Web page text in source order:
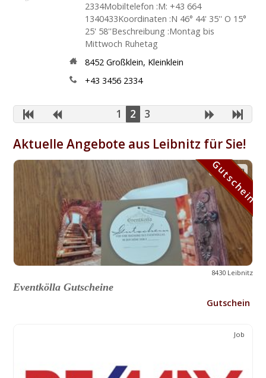
2334Mobiltelefon :M: +43 664
1340433Koordinaten :N 46° 44' 35'' O 15°
25' 58''Beschreibung :Montag bis
Mittwoch Ruhetag
8452 Großklein, Kleinklein
+43 3456 2334
1 2 3
Aktuelle Angebote aus Leibnitz für Sie!
Gutschein
8430 Leibnitz
Eventkölla Gutscheine
Gutschein
Gutschein
Job